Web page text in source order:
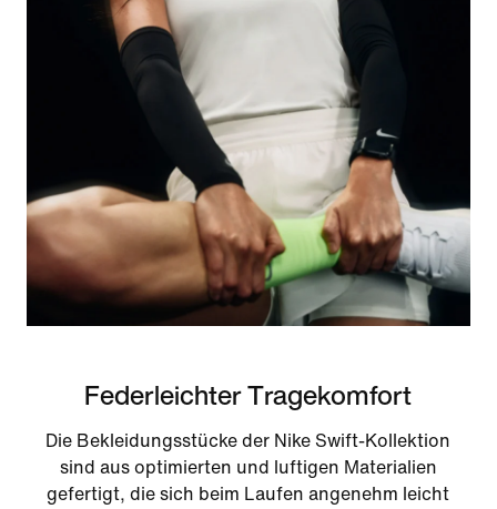
Federleichter Tragekomfort
Die Bekleidungsstücke der Nike Swift-Kollektion
sind aus optimierten und luftigen Materialien
gefertigt, die sich beim Laufen angenehm leicht